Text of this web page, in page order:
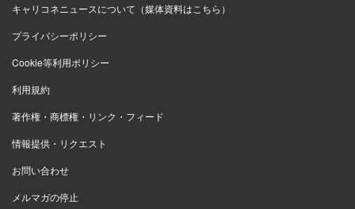
キャリコネニュースについて（媒体資料はこちら）
プライバシーポリシー
Cookie等利用ポリシー
利用規約
著作権・商標権・リンク・フィード
情報提供・リクエスト
お問い合わせ
メルマガの停止